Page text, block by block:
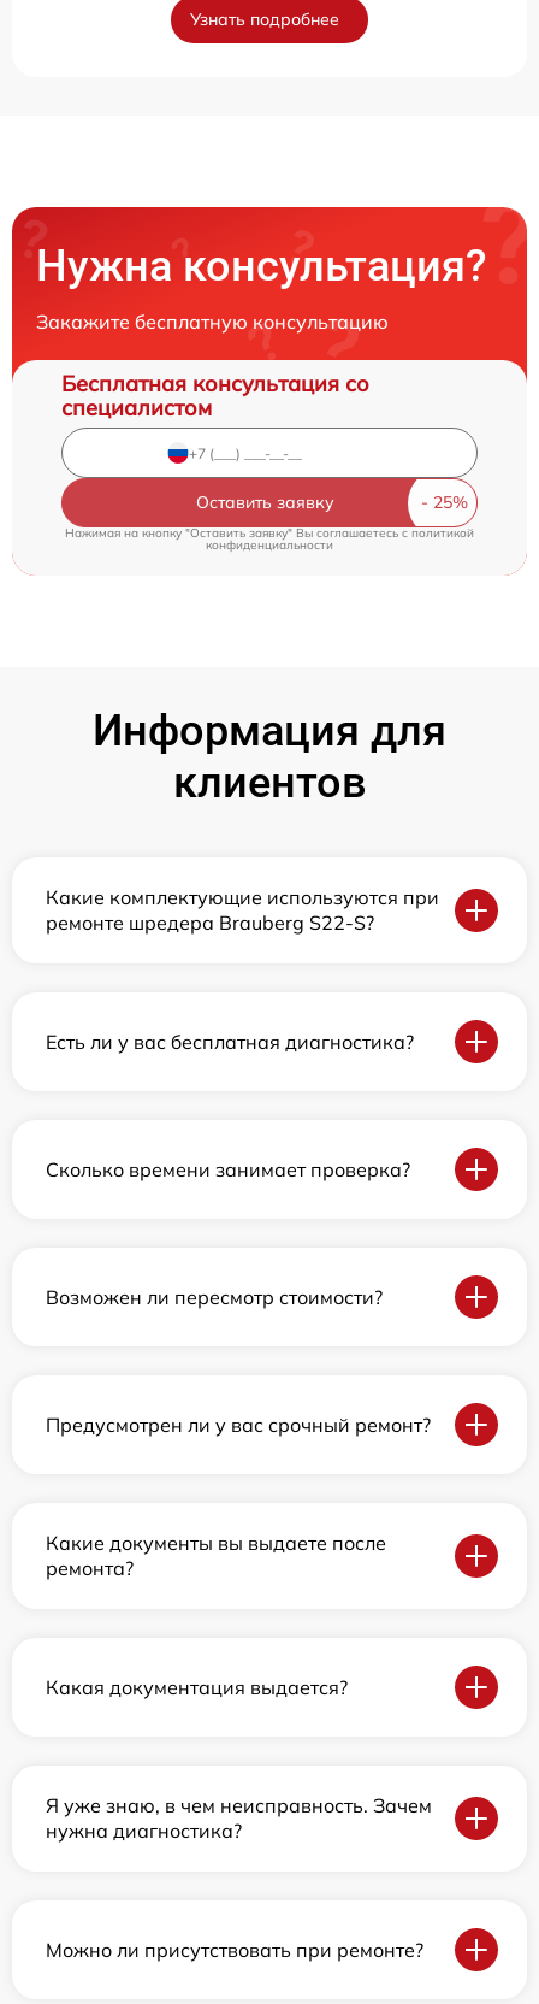
Узнать подробнее
Нужна консультация?
Закажите бесплатную консультацию
Бесплатная консультация со
специалистом
Оставить заявку
Нажимая на кнопку "Оставить заявку" Вы соглашаетесь c политикой
конфиденциальности
Информация для
клиентов
Какие комплектующие используются при
ремонте шредера Brauberg S22-S?
Есть ли у вас бесплатная диагностика?
Сколько времени занимает проверка?
Возможен ли пересмотр стоимости?
Предусмотрен ли у вас срочный ремонт?
Какие документы вы выдаете после
ремонта?
Какая документация выдается?
Я уже знаю, в чем неисправность. Зачем
нужна диагностика?
Можно ли присутствовать при ремонте?